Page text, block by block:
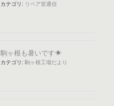
カテゴリ: リペア室通信
駒ヶ根も暑いです☀
カテゴリ: 駒ヶ根工場だより